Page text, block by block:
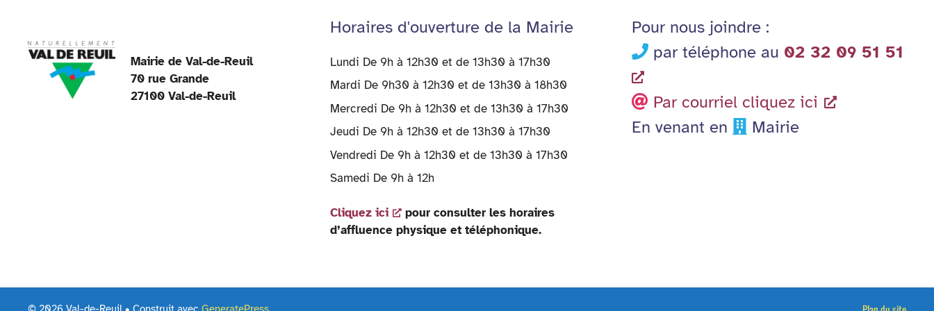
y
Mairie de Val-de-Reuil
70 rue Grande
27100 Val-de-Reuil
Horaires d'ouverture de la Mairie
Lundi De 9h à 12h30 et de 13h30 à 17h30
Mardi De 9h30 à 12h30 et de 13h30 à 18h30
Mercredi De 9h à 12h30 et de 13h30 à 17h30
Jeudi De 9h à 12h30 et de 13h30 à 17h30
Vendredi De 9h à 12h30 et de 13h30 à 17h30
Samedi De 9h à 12h
Cliquez ici
pour consulter les horaires
d’affluence physique et téléphonique.
Pour nous joindre :
par téléphone au 02 32 09 51 51
Par courriel cliquez ici
En venant en
Mairie